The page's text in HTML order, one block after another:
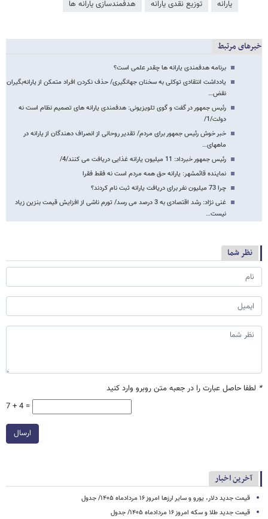
یارانه توزیع نقدی یارانه هدفمندسازی یارانه ​‌ها
خبرهای مرتبط
برنامه هدفمندی یارانه‌ ها چقدر علمی است؟
یادداشت انتقادی توکلی به سخنان جهانگیری/ حذف نکردن افراد متمکن از یارانه‌بگیران
نقض…
رئیس جمهور در گفت و گوی تلویزیونی: هدفمندی یارانه های تصمیم نظام است نه
دولت/1/
خبر خوش رئیس جمهور برای مردم/ تقدیر روحانی از انصراف دهندگان از یارانه در
ماههای…
رئیس جمهور خبرداد: 11 میلیون یارانه غذایی دریافت می کنند/4/
نماینده قائمشهر: یارانه حق همه مردم است نه فقط فقرا
چرا 73 میلیون نفر برای دریافت یارانه ثبت نام کردند؟
غنی نژاد: رشد اقتصادی به 3 درصد می رسد/ تورم ناشی از افزایش قیمت بنزین زیاد
نیست…
نظر شما
* لطفا حاصل عبارت را در جعبه متن روبرو وارد کنید
7 + 4 =
ارسال
آخرین اخبار
قیمت جدید دلار، یورو و سایر ارزها امروز ۱۶ مردادماه ۱۴۰۵/ جدول
قیمت جدید طلا و سکه امروز ۱۶ مردادماه ۱۴۰۵/ جدول